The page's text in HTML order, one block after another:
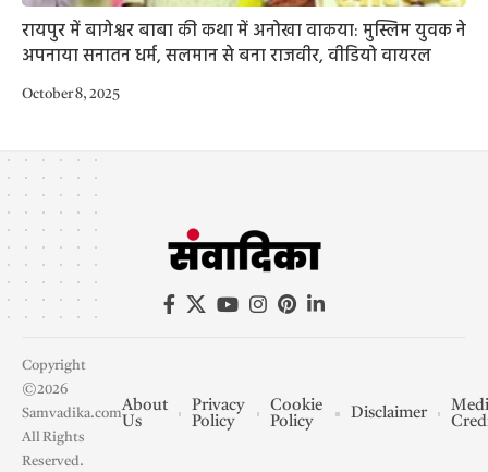
रायपुर में बागेश्वर बाबा की कथा में अनोखा वाकया: मुस्लिम युवक ने
अपनाया सनातन धर्म, सलमान से बना राजवीर, वीडियो वायरल
October 8, 2025
Copyright
©2026
Samvadika.com
All Rights
Reserved.
About
Us
Privacy
Policy
Cookie
Policy
Disclaimer